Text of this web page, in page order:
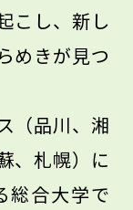
こし、新し
めきが見つ
（品川、湘
、札幌）に
総合大学で